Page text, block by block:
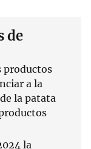
de
productos
a la
la patata
la